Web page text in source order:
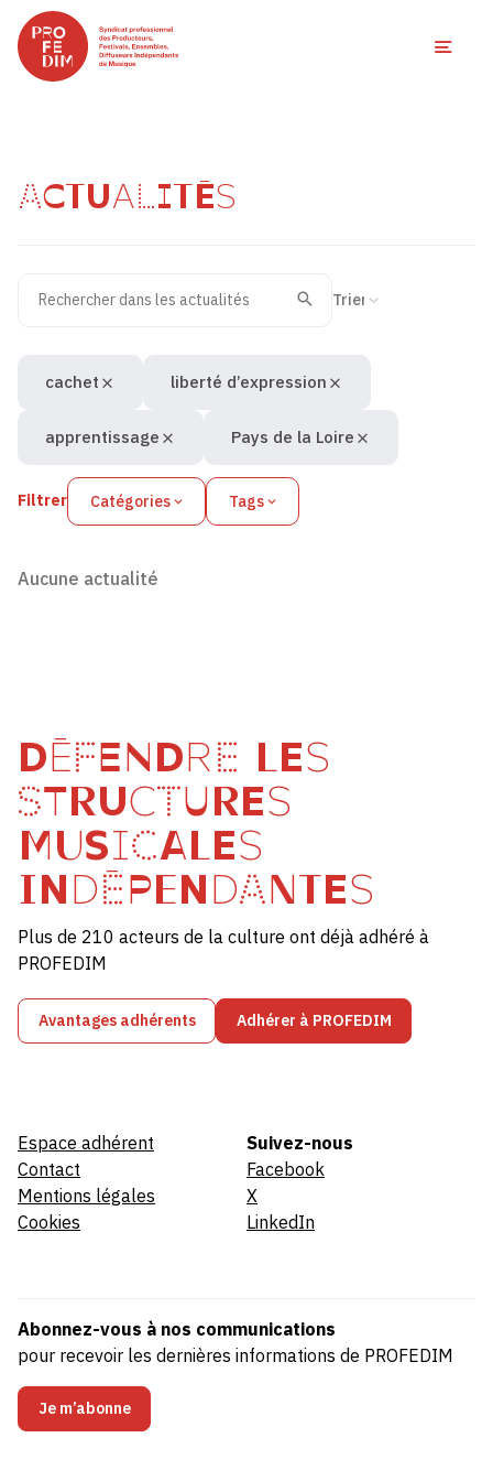
ACTUALITÉS
Recherche
Valider
Filtrer Catégories Tags
cachet liberté d’expression
apprentissage Pays de la Loire
Aucune actualité
DÉFENDRE LES
STRUCTURES
MUSICALES
INDÉPENDANTES
Plus de 210 acteurs de la culture ont déjà adhéré à
PROFEDIM
Avantages adhérents Adhérer à PROFEDIM
Espace adhérent
Contact
Mentions légales
Cookies
Suivez-nous
Facebook
X
LinkedIn
Abonnez-vous à nos communications
pour recevoir les dernières informations de PROFEDIM
Je m’abonne